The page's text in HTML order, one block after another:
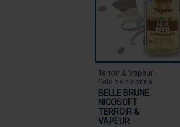
Terroir & Vapeur -
Sels de nicotine
BELLE BRUNE
NICOSOFT
TERROIR &
VAPEUR